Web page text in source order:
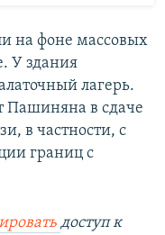
на фоне массовых
У здания
лагерь.
Пашиняна в сдаче
в частности, с
границ с
доступ к